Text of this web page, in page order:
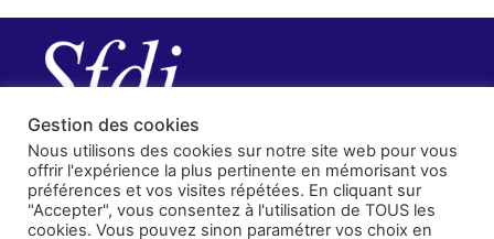
Gestion des cookies
Nous utilisons des cookies sur notre site web pour vous
offrir l'expérience la plus pertinente en mémorisant vos
préférences et vos visites répétées. En cliquant sur
"Accepter", vous consentez à l'utilisation de TOUS les
cookies. Vous pouvez sinon paramétrer vos choix en